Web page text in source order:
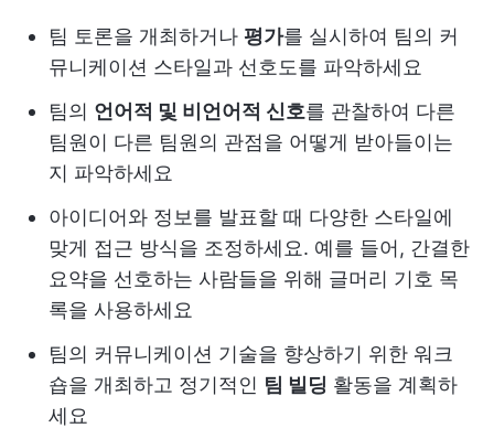
팀 토론을 개최하거나 평가를 실시하여 팀의 커
뮤니케이션 스타일과 선호도를 파악하세요
팀의 언어적 및 비언어적 신호를 관찰하여 다른
팀원이 다른 팀원의 관점을 어떻게 받아들이는
지 파악하세요
아이디어와 정보를 발표할 때 다양한 스타일에
맞게 접근 방식을 조정하세요. 예를 들어, 간결한
요약을 선호하는 사람들을 위해 글머리 기호 목
록을 사용하세요
팀의 커뮤니케이션 기술을 향상하기 위한 워크
숍을 개최하고 정기적인 팀 빌딩 활동을 계획하
세요